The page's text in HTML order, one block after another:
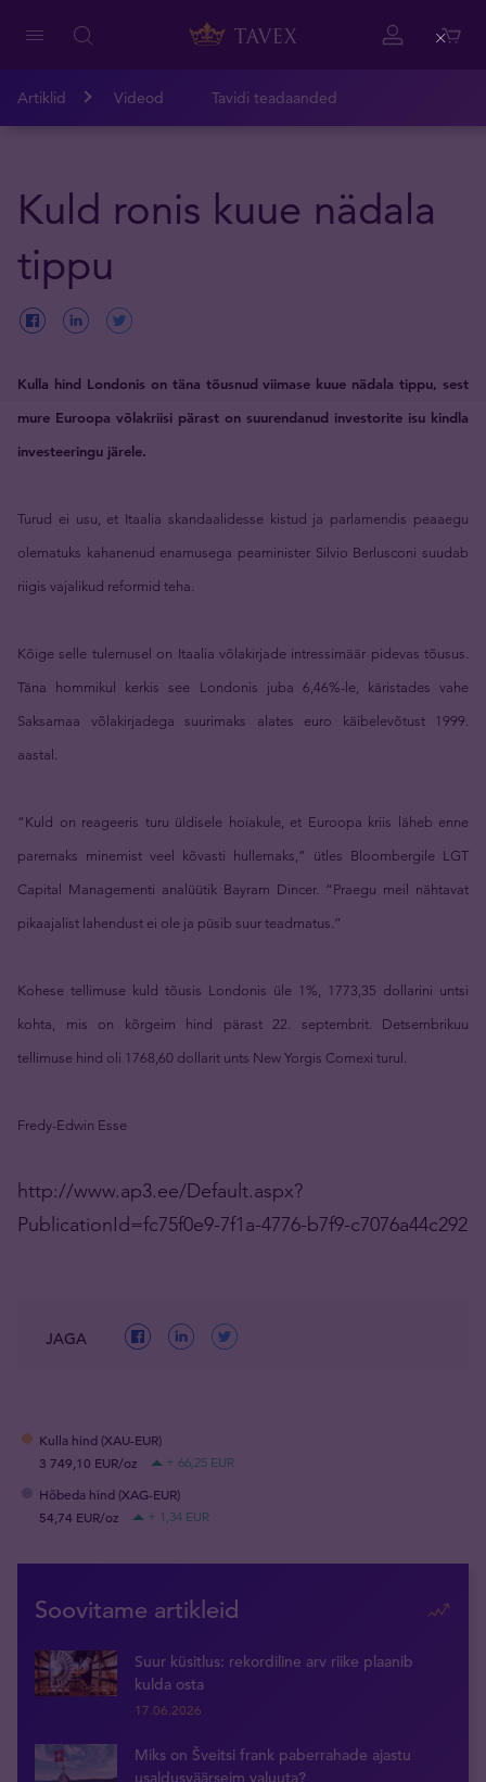
Artiklid Videod Tavidi teadaanded
Kuld ronis kuue nädala
tippu
Kulla hind Londonis on täna tõusnud viimase kuue nädala tippu, sest
mure Euroopa võlakriisi pärast on suurendanud investorite isu kindla
investeeringu järele.
Turud ei usu, et Itaalia skandaalidesse kistud ja parlamendis peaaegu
olematuks kahanenud enamusega peaminister Silvio Berlusconi suudab
riigis vajalikud reformid teha.
Kõige selle tulemusel on Itaalia võlakirjade intressimäär pidevas tõusus.
Täna hommikul kerkis see Londonis juba 6,46%-le, käristades vahe
Saksamaa võlakirjadega suurimaks alates euro käibelevõtust 1999.
aastal.
“Kuld on reageeris turu üldisele hoiakule, et Euroopa kriis läheb enne
paremaks minemist veel kõvasti hullemaks,” ütles Bloombergile LGT
Capital Managementi analüütik Bayram Dincer. “Praegu meil nähtavat
pikaajalist lahendust ei ole ja püsib suur teadmatus.”
Kohese tellimuse kuld tõusis Londonis üle 1%, 1773,35 dollarini untsi
kohta, mis on kõrgeim hind pärast 22. septembrit. Detsembrikuu
tellimuse hind oli 1768,60 dollarit unts New Yorgis Comexi turul.
Fredy-Edwin Esse
http://www.ap3.ee/Default.aspx?
PublicationId=fc75f0e9-7f1a-4776-b7f9-c7076a44c292
JAGA
Kulla hind (XAU-EUR)
3 749,10 EUR/oz
+ 66,25 EUR
Hõbeda hind (XAG-EUR)
54,74 EUR/oz
+ 1,34 EUR
Soovitame artikleid
Suur küsitlus: rekordiline arv riike plaanib
kulda osta
17.06.2026
Miks on Šveitsi frank paberrahade ajastu
usaldusväärseim valuuta?
Close